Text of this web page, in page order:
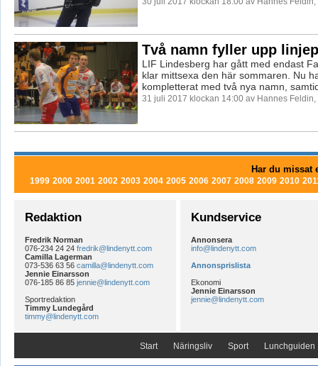
Två namn fyller upp
LIF Lindesberg har gått med endast
klar mittsexa den här sommaren. Nu
kompletterat med två nya namn,
31 juli 2017 klockan 14:00 av Hannes
Har du missat
1999 2000 2001 2002 2003 2004 2005 2006 2007 2008 2009 2010
Redaktion
Fredrik Norman
076-234 24 24 fredrik@lindenytt.com
Camilla Lagerman
073-536 63 56 camilla@lindenytt.com
Jennie Einarsson
076-185 86 85 jennie@lindenytt.com
Sportredaktion
Timmy Lundegård
timmy@lindenytt.com
Kundservice
Annonsera
info@lindenytt.com
Annonsprislista
Ekonomi
Jennie Einarsson
jennie@lindenytt.com
Start Näringsliv Sport Lunchguiden